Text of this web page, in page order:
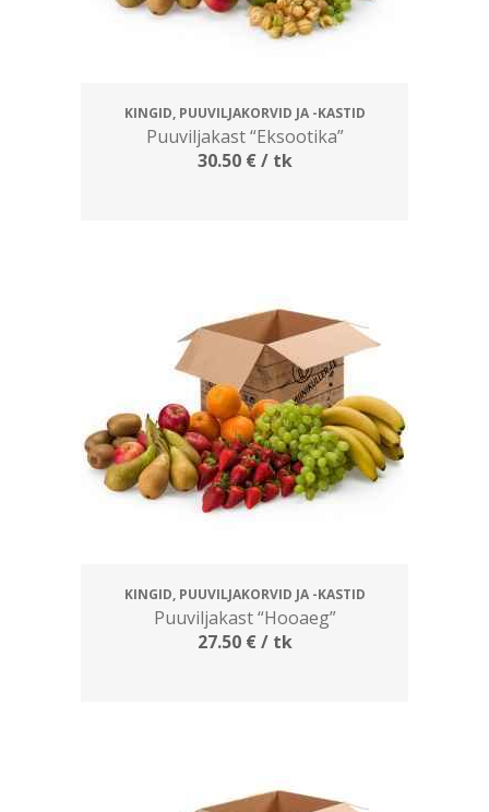
KINGID, PUUVILJAKORVID JA -KASTID
Puuviljakast “Eksootika”
30.50 €/ tk
KINGID, PUUVILJAKORVID JA -KASTID
Puuviljakast “Hooaeg”
27.50 €/ tk